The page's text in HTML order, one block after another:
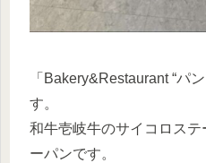
「Bakery&Restaurant “パ
す。
和牛壱岐牛のサイコロス
ーパンです。